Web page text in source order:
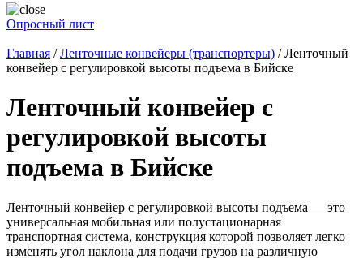
Опросный лист
Главная /Ленточные конвейеры (транспортеры) /Ленточный
конвейер с регулировкой высоты подъема в Бийске
Ленточный конвейер с
регулировкой высоты
подъема в Бийске
Ленточный конвейер с регулировкой высоты подъема — это
универсальная мобильная или полустационарная
транспортная система, конструкция которой позволяет легко
изменять угол наклона для подачи грузов на различную